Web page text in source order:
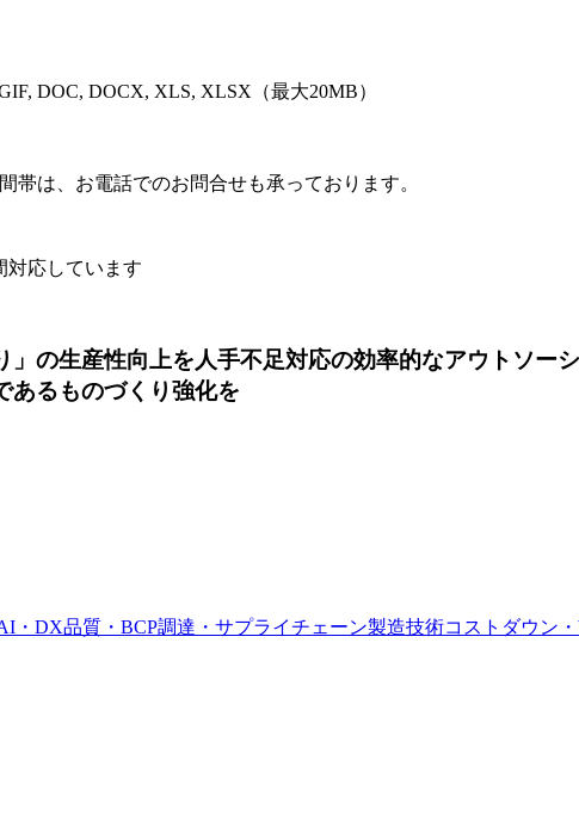
DOC, DOCX, XLS, XLSX（最大20MB）
帯は、お電話でのお問合せも承っております。
対応しています
」の生産性向上を人手不足対応の効率的なアウトソー
あるものづくり強化を
・DX品質・BCP調達・サプライチェーン製造技術コストダウン